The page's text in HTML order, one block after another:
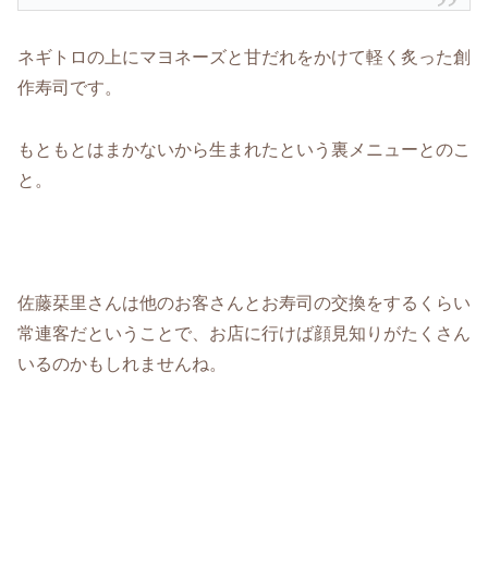
ネギトロの上にマヨネーズと甘だれをかけて軽く炙った創
作寿司です。
もともとはまかないから生まれたという裏メニューとのこ
と。
佐藤栞里さんは他のお客さんとお寿司の交換をするくらい
常連客だということで、お店に行けば顔見知りがたくさん
いるのかもしれませんね。